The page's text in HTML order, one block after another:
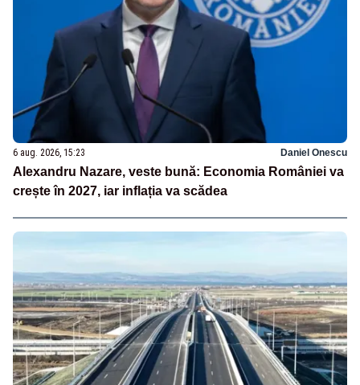
6 aug. 2026, 15:23 Daniel Onescu
Alexandru Nazare, veste bună: Economia României va
crește în 2027, iar inflația va scădea